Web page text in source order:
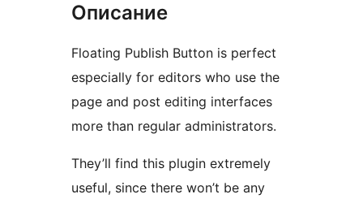
Описание
Floating Publish Button is perfect
especially for editors who use the
page and post editing interfaces
more than regular administrators.
They’ll find this plugin extremely
useful, since there won’t be any